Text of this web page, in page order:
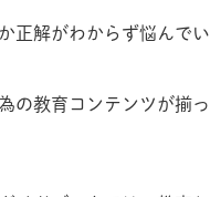
正解がわからず悩んでい
の教育コンテンツが揃っ